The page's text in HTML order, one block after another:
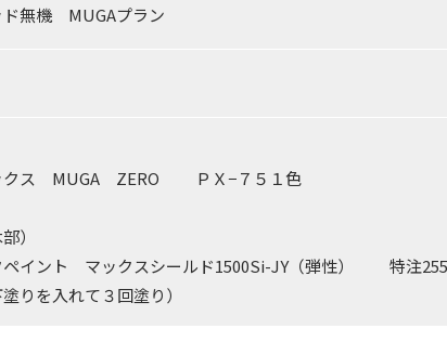
ド無機 MUGAプラン
クス MUGA ZERO ＰＸ−７５１色
）
ペイント マックスシールド1500Si-JY（弾性） 特注
塗りを入れて３回塗り）